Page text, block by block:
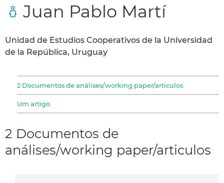
Juan Pablo Martí
Unidad de Estudios Cooperativos de la Universidad
de la República, Uruguay
2 Documentos de análises/working paper/articulos
Um artigo
2 Documentos de
análises/working paper/articulos